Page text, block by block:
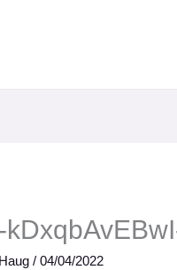
/04/04/2022